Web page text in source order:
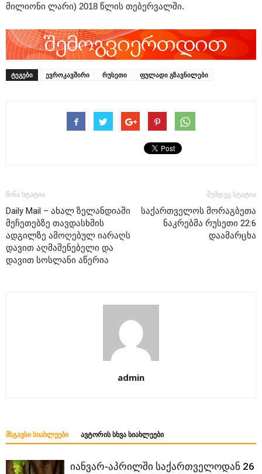
მილიონი ლარი) 2018 წლის თებერვალში.
ᲢᲔᲒᲔᲑᲘ ევროკავშირი რუსეთი ფულადი გზავნილები
წინა სტატია
Daily Mail – ახალ ზელანდიაში
მეჩეთებზე თავდასხმის
ადგილზე ამოღებულ იარაღს
დავით აღმაშენებელი და
დავით სოსლანი აწერია
შემდეგ სტატია
საქართველოს მორაგბეთა
ნაკრებმა რუსეთი 22:6
დაამარცხა
admin
ᲛᲡᲒᲐᲕᲡᲘ ᲡᲘᲐᲮᲚᲔᲔᲑᲘ ᲐᲕᲢᲝᲠᲘᲡ ᲡᲮᲕᲐ ᲡᲘᲐᲮᲚᲔᲔᲑᲘ
იანვარ-აპრილში საქართველოდან 26